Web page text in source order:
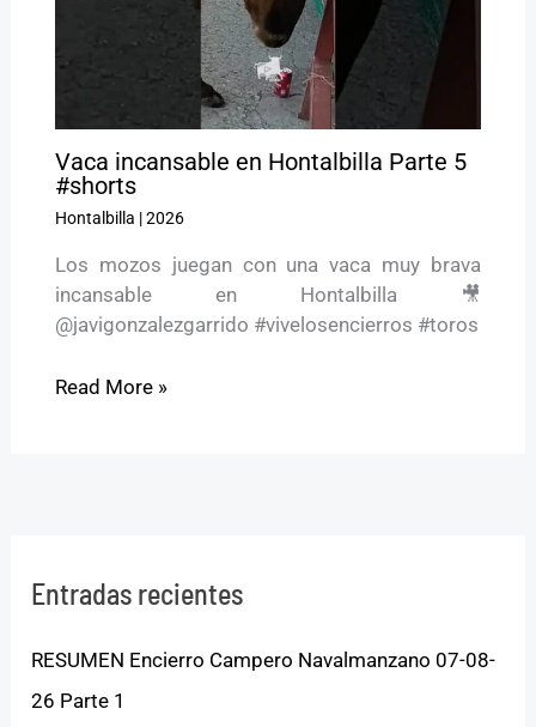
Vaca incansable en Hontalbilla Parte 5
#shorts
Hontalbilla |2026
Los mozos juegan con una vaca muy brava
incansable en Hontalbilla 🎥
@javigonzalezgarrido #vivelosencierros #toros
Read More »
Entradas recientes
RESUMEN Encierro Campero Navalmanzano 07-08-
26 Parte 1